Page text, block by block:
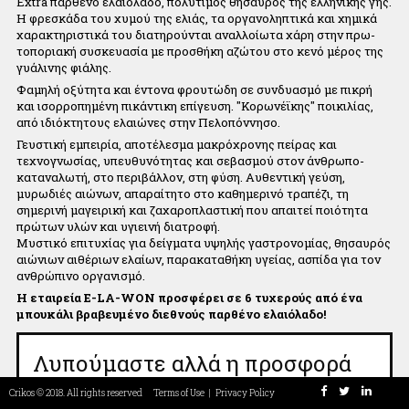
Υποστηρίζοντας αυτά τα προϊόντα/υπηρεσίες υποστηρίζεται
εμάς.
Ευχαριστούμε.
Our Team
Maryam
Rezaei
Co-Founder
Chrissoula
Manolakaki
Connector
Panos
Chreppas
Co-Founder &
developer
Stamatis
Tsagias
Programmer
Asimeni
Tounta
Chief Culture
Officer
Η φρεσκάδα του χυμού της ελιάς, τα οργανοληπτικά και χημικά
χαρακτηριστικά του διατηρούνται αναλλοίωτα χάρη στην πρω-
τοποριακή συσκευασία με προσθήκη αζώτου στο κενό μέρος της
γυάλινης φιάλης.
Φαμηλή οξύτητα και έντονα φρουτώδη σε συνδυασμό με πικρή
και ισορροπημένη πικάντικη επίγευση. "Κορωνέϊκης" ποικιλίας,
από ιδιόκτητους ελαιώνες στην Πελοπόννησο.
Γευστική εμπειρία, αποτέλεσμα μακρόχρονης πείρας και
τεχνογνωσίας, υπευθυνότητας και σεβασμού στον άνθρωπο-
καταναλωτή, στο περιβάλλον, στη φύση. Αυθεντική γεύση,
μυρωδιές αιώνων, απαραίτητο στο καθημερινό τραπέζι, τη
σημερινή μαγειρική και ζαχαροπλαστική που απαιτεί ποιότητα
πρώτων υλών και υγιεινή διατροφή.
Μυστικό επιτυχίας για δείγματα υψηλής γαστρονομίας, θησαυρός
αιώνιων αιθέριων ελαίων, παρακαταθήκη υγείας, ασπίδα για τον
ανθρώπινο οργανισμό.
Η εταιρεία E-LA-WON προσφέρει σε 6 τυχερούς από ένα
μπουκάλι βραβευμένο διεθνούς παρθένο ελαιόλαδο!
Λυπούμαστε αλλά η προσφορά
αυτή έχει δοθεί.
Crikos © 2018. All rights reserved Terms of Use | Privacy Policy